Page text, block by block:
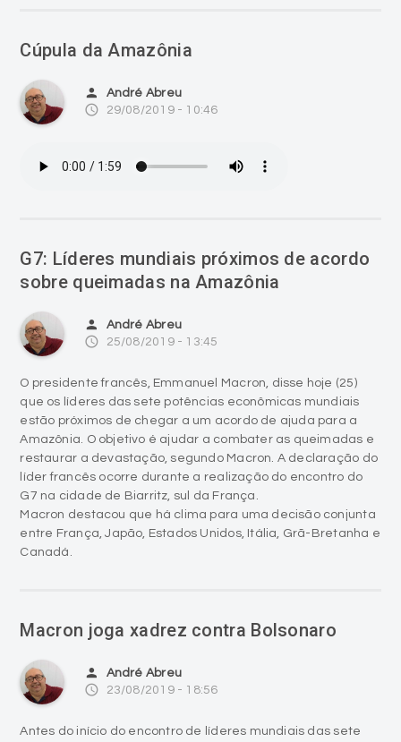
Cúpula da Amazônia
person André Abreu
access_time 29/08/2019 - 10:46
G7: Líderes mundiais próximos de acordo
sobre queimadas na Amazônia
person André Abreu
access_time 25/08/2019 - 13:45
O presidente francês, Emmanuel Macron, disse hoje (25)
que os líderes das sete potências econômicas mundiais
estão próximos de chegar a um acordo de ajuda para a
Amazônia. O objetivo é ajudar a combater as queimadas e
restaurar a devastação, segundo Macron. A declaração do
líder francês ocorre durante a realização do encontro do
G7 na cidade de Biarritz, sul da França.
Macron destacou que há clima para uma decisão conjunta
entre França, Japão, Estados Unidos, Itália, Grã-Bretanha e
Canadá.
Macron joga xadrez contra Bolsonaro
person André Abreu
access_time 23/08/2019 - 18:56
Antes do início do encontro de líderes mundiais das sete